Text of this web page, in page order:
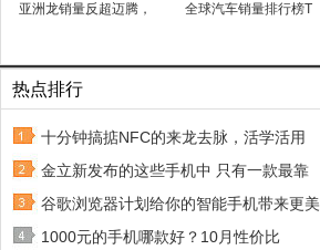
亚洲龙销量反超迈腾， 全球汽车销量排行榜T
热点排行
十分钟搞掂NFC的来龙去脉，活学活用
金立新发布的这些手机中 只有一款最靠
谷歌浏览器计划给你的智能手机带来更美
1000元的手机哪款好？10月性价比